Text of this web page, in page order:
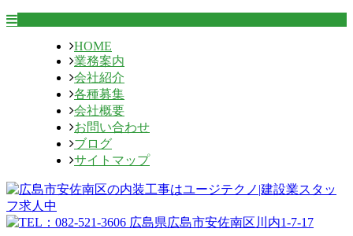
HOME
業務案内
会社紹介
各種募集
会社概要
お問い合わせ
ブログ
サイトマップ